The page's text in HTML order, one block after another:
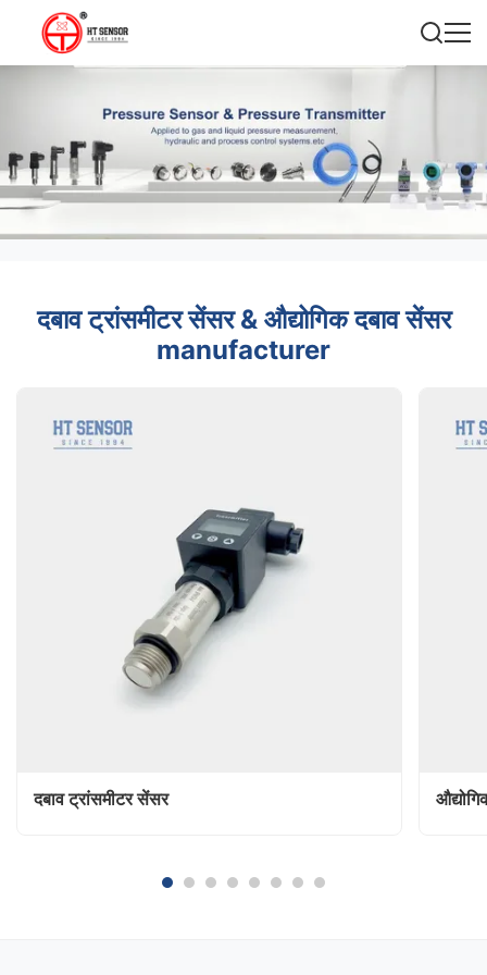
दबाव ट्रांसमीटर सेंसर & औद्योगिक दबाव सेंसर
manufacturer
दबाव ट्रांसमीटर सेंसर